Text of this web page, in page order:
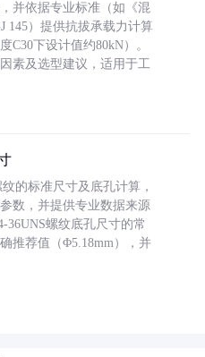
并依据专业标准（如《混
145）提供抗拔承载力计算
C30下设计值约80kN）。
素及选型建议，适用于工
的标准尺寸及底孔计算，
数，并提供专业数据来源
36UNS螺纹底孔尺寸的常
推荐值（Φ5.18mm），并